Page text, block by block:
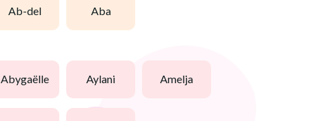
ab-del aba
abygaëlle aylani amelja